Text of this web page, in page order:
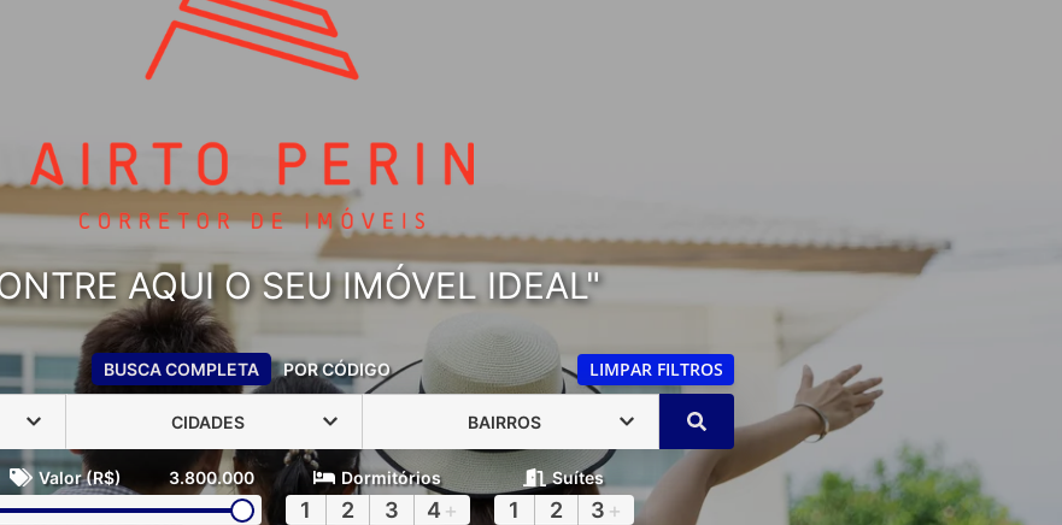
AQUI O SEU IMÓVEL IDEAL"
BUSCA COMPLETA POR CÓDIGO LIMPAR FILTROS
CIDADES BAIRROS
Valor (R$) 3.800.000 Dormitórios
1 2 3 4 +
Suítes
1 2 3 +